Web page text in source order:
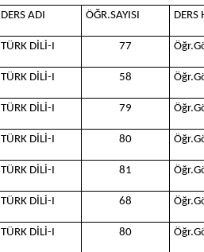
DERS ADI ÖĞR.SAYISI DERS
TÜRK DİLİ-I 77
TÜRK DİLİ-I 58
TÜRK DİLİ-I 79
TÜRK DİLİ-I 80
TÜRK DİLİ-I 81
TÜRK DİLİ-I 68
TÜRK DİLİ-I 80